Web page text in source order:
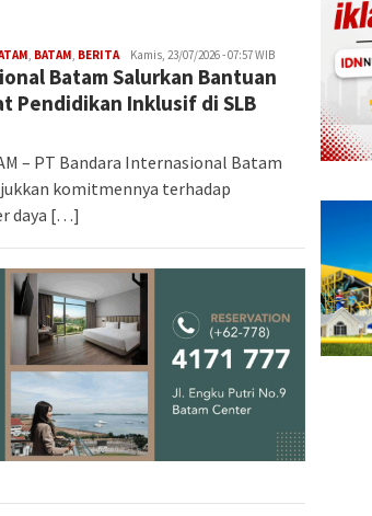
, BATAM, BERITAImanKamis, 23/07/2026 - 07:57 WIB
Batam Salurkan Bantuan
Pendidikan Inklusif di SLB
– PT Bandara Internasional Batam
komitmennya terhadap
daya […]